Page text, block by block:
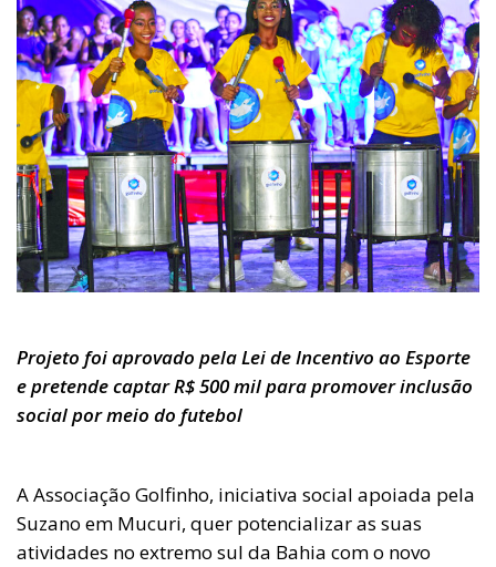
Projeto foi aprovado pela Lei de Incentivo ao Esporte
e pretende captar R$ 500 mil para promover inclusão
social por meio do futebol
A Associação Golfinho, iniciativa social apoiada pela
Suzano em Mucuri, quer potencializar as suas
atividades no extremo sul da Bahia com o novo